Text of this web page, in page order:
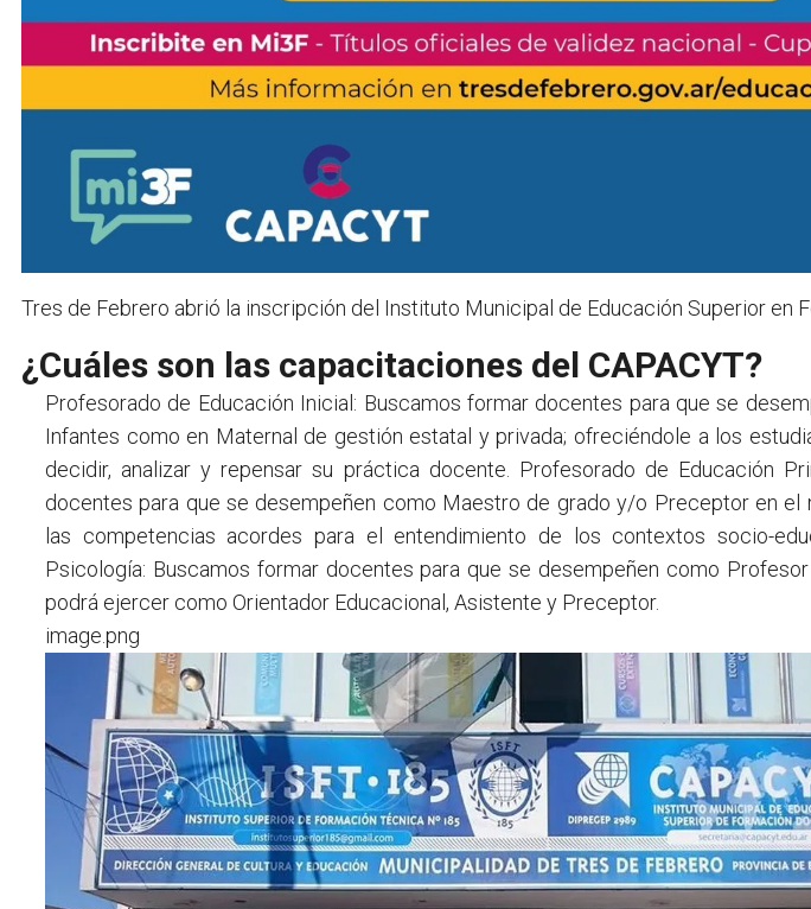
Tres de Febrero abrió la inscripción del Instituto Municipal de Educación Superior en
¿Cuáles son las capacitaciones del CAPACYT?
Profesorado de Educación Inicial: Buscamos formar docentes para que se
Infantes como en Maternal de gestión estatal y privada; ofreciéndole a los
decidir, analizar y repensar su práctica docente. Profesorado de Educación
docentes para que se desempeñen como Maestro de grado y/o Preceptor en el
las competencias acordes para el entendimiento de los contextos socio-
Psicología: Buscamos formar docentes para que se desempeñen como
podrá ejercer como Orientador Educacional, Asistente y Preceptor.
image.png